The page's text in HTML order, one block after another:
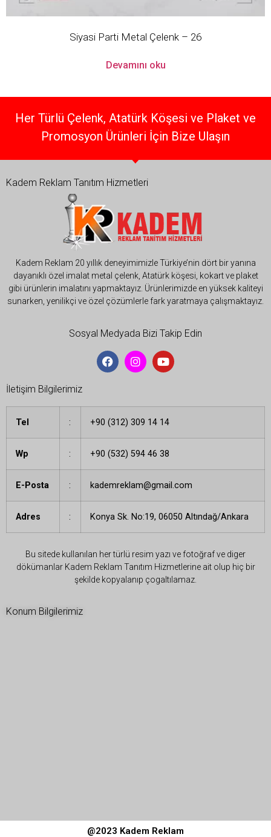
Siyasi Parti Metal Çelenk – 26
Devamını oku
Her Türlü Çelenk, Atatürk Köşesi ve Plaket ve
Promosyon Ürünleri İçin Bize Ulaşın
Kadem Reklam Tanıtım Hizmetleri
Kadem Reklam 20 yıllık deneyimimizle Türkiye’nin dört bir yanına
dayanıklı özel imalat metal çelenk, Atatürk köşesi, kokart ve plaket
gibi ürünlerin imalatını yapmaktayız. Ürünlerimizde en yüksek kaliteyi
sunarken, yenilikçi ve özel çözümlerle fark yaratmaya çalışmaktayız.
Sosyal Medyada Bizi Takip Edin
İletişim Bilgilerimiz
Tel : +90 (312) 309 14 14
Wp : +90 (532) 594 46 38
E-Posta : kademreklam@gmail.com
Adres : Konya Sk. No:19, 06050 Altındağ/Ankara
Bu sitede kullanılan her türlü resim yazı ve fotoğraf ve diger
dökümanlar Kadem Reklam Tanıtım Hizmetlerine ait olup hiç bir
şekilde kopyalanıp çogaltılamaz.
Konum Bilgilerimiz
@2023 Kadem Reklam